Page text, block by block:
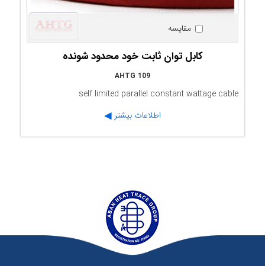
مقایسه
کابل توان ثابت خود محدود شونده
AHTG 109
self limited parallel constant wattage cable
اطلاعات بیشتر